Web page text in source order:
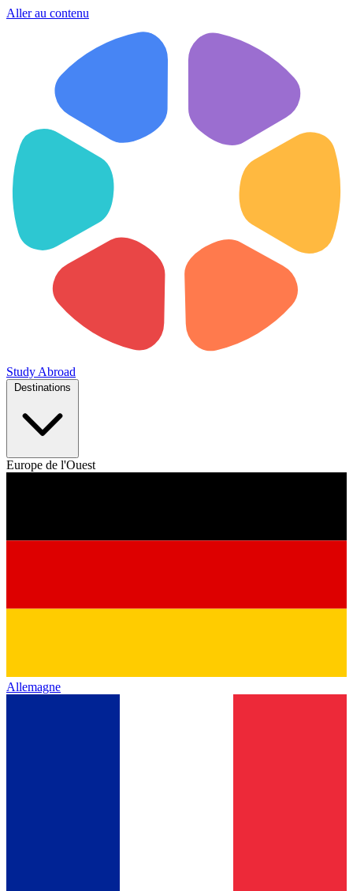
Aller au contenu
Study Abroad
Europe de l'Ouest
Allemagne